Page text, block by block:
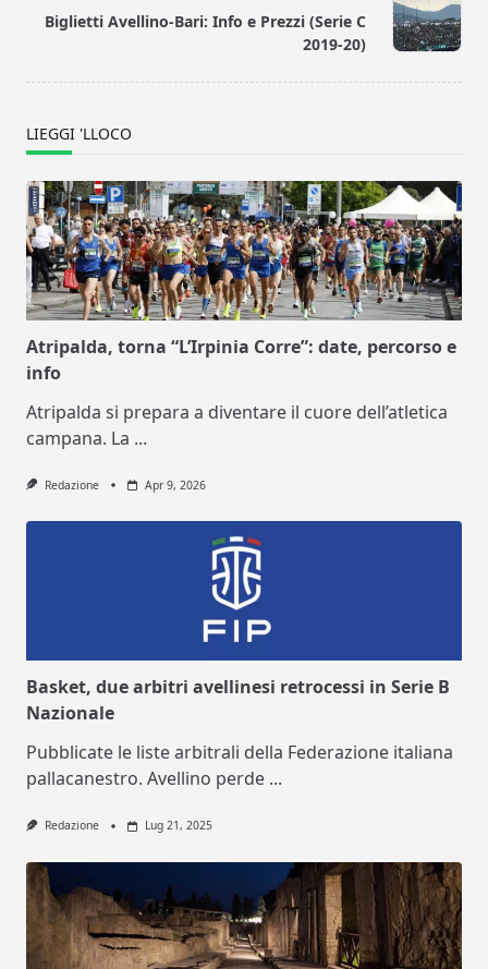
text">Page</span>
Biglietti Avellino-Bari: Info e Prezzi (Serie C
2019-20)
LIEGGI 'LLOCO
Atripalda, torna “L’Irpinia Corre”: date, percorso e
info
Atripalda si prepara a diventare il cuore dell’atletica
campana. La ...
Redazione Apr 9, 2026
Basket, due arbitri avellinesi retrocessi in Serie B
Nazionale
Pubblicate le liste arbitrali della Federazione italiana
pallacanestro. Avellino perde ...
Redazione Lug 21, 2025